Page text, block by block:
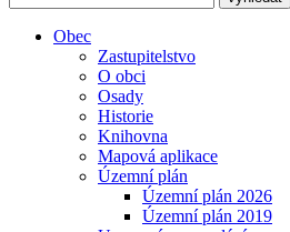
Obec
Zastupitelstvo
O obci
Osady
Historie
Knihovna
Mapová aplikace
Územní plán
Územní plán 2026
Územní plán 2019